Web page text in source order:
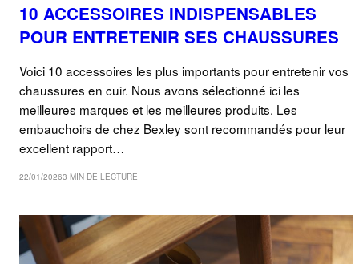
10 ACCESSOIRES INDISPENSABLES
POUR ENTRETENIR SES CHAUSSURES
Voici 10 accessoires les plus importants pour entretenir vos
chaussures en cuir. Nous avons sélectionné ici les
meilleures marques et les meilleures produits. Les
embauchoirs de chez Bexley sont recommandés pour leur
excellent rapport…
22/01/20263 MIN DE LECTURE